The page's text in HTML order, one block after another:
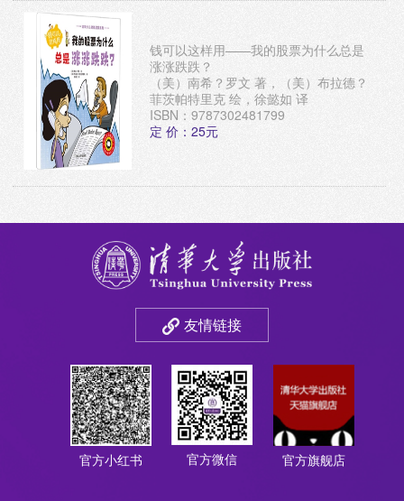
钱可以这样用——我的股票为什么总是
涨涨跌跌？
（美）南希？罗文 著，（美）布拉德？
菲茨帕特里克 绘，徐懿如 译
ISBN：9787302481799
定 价：25元
友情链接
官方小红书 官方微信 官方旗舰店